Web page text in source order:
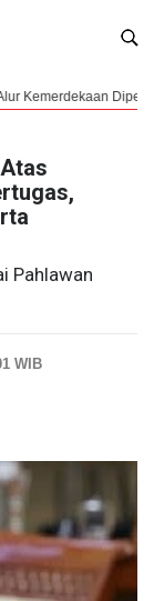
Dipercepat: Bung
Pahlawan
WIB